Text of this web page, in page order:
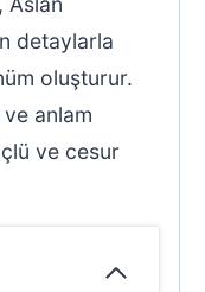
detaylarla
oluşturur.
ve anlam
ve cesur